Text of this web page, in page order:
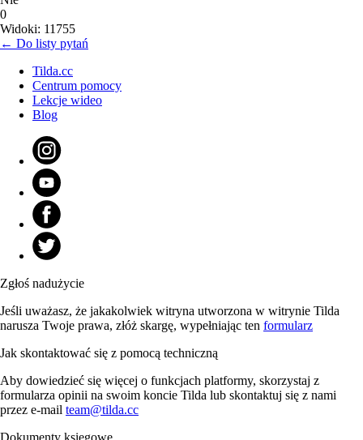
0
Widoki: 11755
← Do listy pytań
Tilda.cc
Centrum pomocy
Lekcje wideo
Blog
Zgłoś nadużycie
Jeśli uważasz, że jakakolwiek witryna utworzona w witrynie Tilda
narusza Twoje prawa, złóż skargę, wypełniając ten formularz
Jak skontaktować się z pomocą techniczną
Aby dowiedzieć się więcej o funkcjach platformy, skorzystaj z
formularza opinii na swoim koncie Tilda lub skontaktuj się z nami
przez e-mail team@tilda.cc